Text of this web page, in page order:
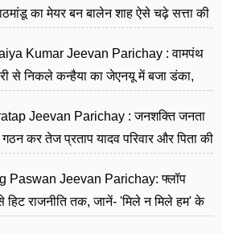
का मेयर बन बालेन शाह ऐसे चढ़े सत्ता की
Kumar Jeevan Parichay : वामपंथ
से निकले कन्हैया का जेएनयू में बजा डंका,
Jeevan Parichay : जनशक्ति जनता
कर तेज प्रताप यादव परिवार और पिता की
Paswan Jeevan Parichay: फ्लॉप
हिट राजनीति तक, जानें- 'मिले न मिले हम' के